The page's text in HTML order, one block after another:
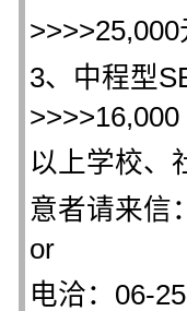
>>>>25,000
3、中程型
>>>>16,000
以上学校、
意者请来信
or
电洽：06-